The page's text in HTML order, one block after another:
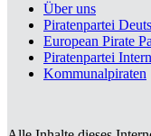
Über uns
Piratenpartei
European Pirate
Piratenpartei
Kommunalpiraten